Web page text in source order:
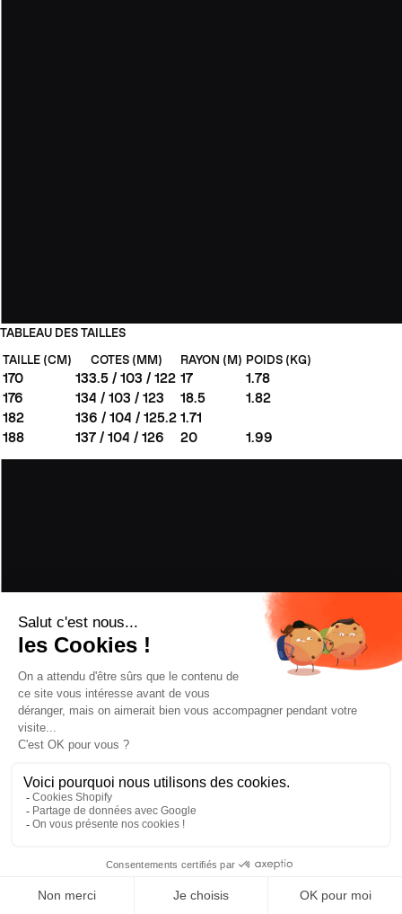
TABLEAU DES TAILLES
TAILLE (CM)
COTES (MM) RAYON (M) POIDS (KG)
170 133.5 / 103 / 122 17
1.78
176
134 / 103 / 123 18.5
1.82
182
136 / 104 / 125.2 1.71
188
137 / 104 / 126 20 1.99